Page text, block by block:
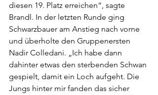
diesen 19. Platz erreichen“, sagte
Brandl. In der letzten Runde ging
Schwarzbauer am Anstieg nach vorne
und überholte den Gruppenersten
Nadir Colledani. „Ich habe dann
dahinter etwas den sterbenden Schwan
gespielt, damit ein Loch aufgeht. Die
Jungs hinter mir fanden das sicher